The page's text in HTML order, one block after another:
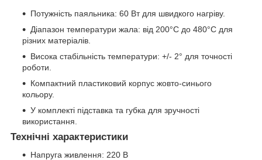
Потужність паяльника: 60 Вт для швидкого нагріву.
Діапазон температури жала: від 200°С до 480°С для
різних матеріалів.
Висока стабільність температури: +/- 2° для точності
роботи.
Компактний пластиковий корпус жовто-синього
кольору.
У комплекті підставка та губка для зручності
використання.
Технічні характеристики
Напруга живлення: 220 В